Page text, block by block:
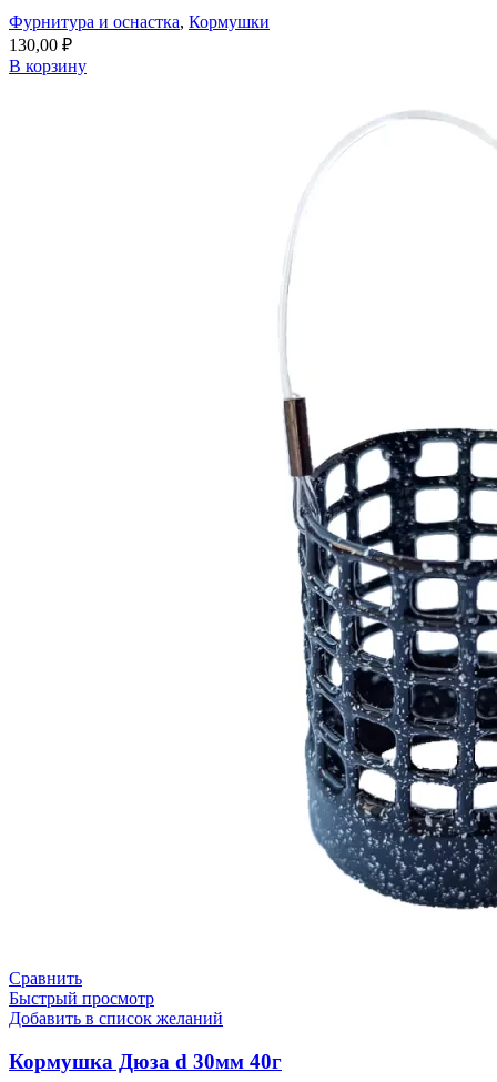
Фурнитура и оснастка, Кормушки
130,00 ₽
В корзину
Сравнить
Быстрый просмотр
Добавить в список желаний
Кормушка Дюза d 30мм 40г